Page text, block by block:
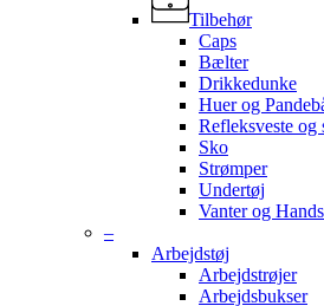
Tilbehør
Caps
Bælter
Drikkedunke
Huer og
Refleksveste og
Sko
Strømper
Undertøj
Vanter og
–
Arbejdstøj
Arbejdstrøjer
Arbejdsbukser